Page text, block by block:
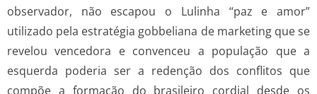
observador, não escapou o Lulinha “paz e amor”
utilizado pela estratégia gobbeliana de marketing que se
revelou vencedora e convenceu a população que a
esquerda poderia ser a redenção dos conflitos que
compõe a formação do brasileiro cordial desde os